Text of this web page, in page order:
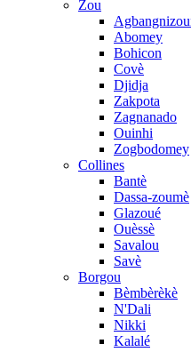
Zou
Abomey
Bohicon
Covè
Djidja
Zakpota
Zagnanado
Ouinhi
Zogbodomey
Collines
Bantè
Dassa-zoumè
Glazoué
Ouèssè
Savalou
Savè
Borgou
Bèmbèrèkè
N'Dali
Nikki
Kalalé